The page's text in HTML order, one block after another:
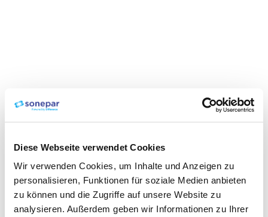
Diese Webseite verwendet Cookies
Wir verwenden Cookies, um Inhalte und Anzeigen zu
personalisieren, Funktionen für soziale Medien anbieten
zu können und die Zugriffe auf unsere Website zu
analysieren. Außerdem geben wir Informationen zu Ihrer